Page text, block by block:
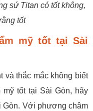
sứ Titan có tốt không,
tốt
mỹ tốt tại Sài
và thắc mắc không biết
tốt tại Sài Gòn, hãy
Gòn. Với phương châm